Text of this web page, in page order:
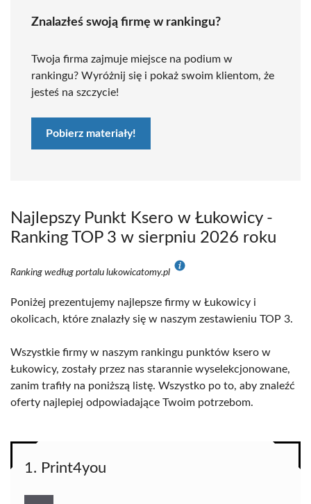
Znalazłeś swoją firmę w rankingu?
Twoja firma zajmuje miejsce na podium w
rankingu? Wyróżnij się i pokaż swoim klientom, że
jesteś na szczycie!
Pobierz materiały!
Najlepszy Punkt Ksero w Łukowicy -
Ranking TOP 3 w sierpniu 2026 roku
Ranking według portalu lukowicatomy.pl
Poniżej prezentujemy najlepsze firmy w Łukowicy i
okolicach, które znalazły się w naszym zestawieniu TOP 3.
Wszystkie firmy w naszym rankingu punktów ksero w
Łukowicy, zostały przez nas starannie wyselekcjonowane,
zanim trafiły na poniższą listę. Wszystko po to, aby znaleźć
oferty najlepiej odpowiadające Twoim potrzebom.
1. Print4you